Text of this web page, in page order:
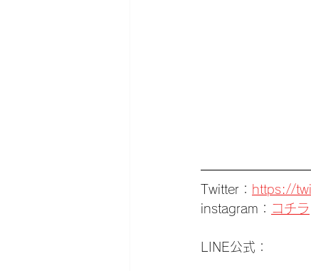
Twitter： https://
instagram： コチラ
LINE公式：